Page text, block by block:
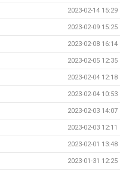
2023-02-14 15:29
2023-02-09 15:25
2023-02-08 16:14
2023-02-05 12:35
2023-02-04 12:18
2023-02-04 10:53
2023-02-03 14:07
2023-02-03 12:11
2023-02-01 13:48
2023-01-31 12:25